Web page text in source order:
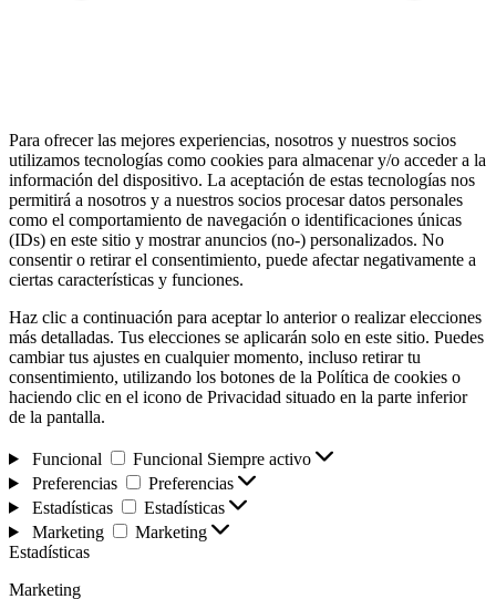
Para ofrecer las mejores experiencias, nosotros y nuestros socios
utilizamos tecnologías como cookies para almacenar y/o acceder a la
información del dispositivo. La aceptación de estas tecnologías nos
permitirá a nosotros y a nuestros socios procesar datos personales
como el comportamiento de navegación o identificaciones únicas
(IDs) en este sitio y mostrar anuncios (no-) personalizados. No
consentir o retirar el consentimiento, puede afectar negativamente a
ciertas características y funciones.
Haz clic a continuación para aceptar lo anterior o realizar elecciones
más detalladas. Tus elecciones se aplicarán solo en este sitio. Puedes
cambiar tus ajustes en cualquier momento, incluso retirar tu
consentimiento, utilizando los botones de la Política de cookies o
haciendo clic en el icono de Privacidad situado en la parte inferior
de la pantalla.
Funcional Funcional Siempre activo
Preferencias
Preferencias
Estadísticas
Estadísticas
Marketing
Marketing
Estadísticas
Marketing